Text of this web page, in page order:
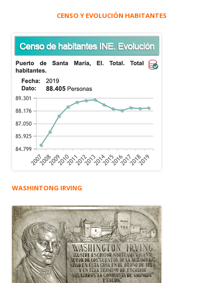
CENSO Y EVOLUCIÓN HABITANTES
WASHINTONG IRVING